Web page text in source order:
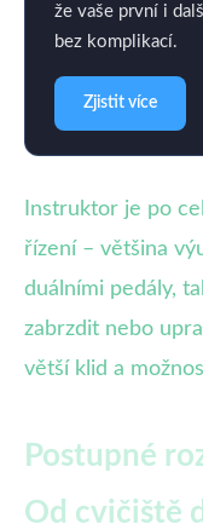
že vaše první i
bez komplikací.
Zjistit více
Instruktor je po
řízení – většina
duálními pedály,
zabrzdit nebo
větší klid a
Postupné
Od cvičiště